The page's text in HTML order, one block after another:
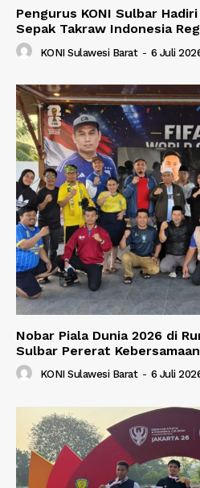
Pengurus KONI Sulbar
Sepak Takraw Indonesia
KONI Sulawesi Barat - 6 Juli
Nobar Piala Dunia 2026 di
Sulbar Pererat
KONI Sulawesi Barat - 6 Juli